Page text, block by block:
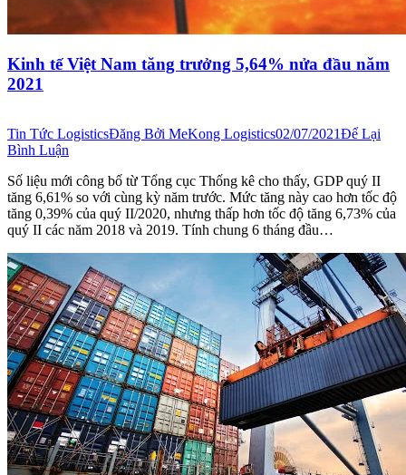
Kinh tế Việt Nam tăng trưởng 5,64% nửa đầu năm
2021
Tin Tức LogisticsĐăng Bởi MeKong Logistics02/07/2021Để Lại
Bình Luận
Số liệu mới công bố từ Tổng cục Thống kê cho thấy, GDP quý II
tăng 6,61% so với cùng kỳ năm trước. Mức tăng này cao hơn tốc độ
tăng 0,39% của quý II/2020, nhưng thấp hơn tốc độ tăng 6,73% của
quý II các năm 2018 và 2019. Tính chung 6 tháng đầu…